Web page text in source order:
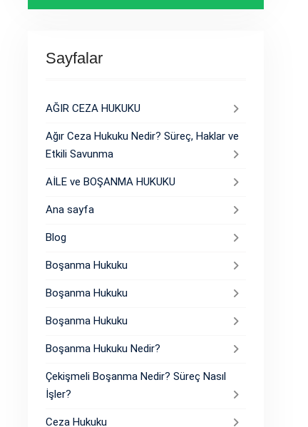
Sayfalar
AĞIR CEZA HUKUKU
Ağır Ceza Hukuku Nedir? Süreç, Haklar ve
Etkili Savunma
AİLE ve BOŞANMA HUKUKU
Ana sayfa
Blog
Boşanma Hukuku
Boşanma Hukuku
Boşanma Hukuku
Boşanma Hukuku Nedir?
Çekişmeli Boşanma Nedir? Süreç Nasıl
İşler?
Ceza Hukuku